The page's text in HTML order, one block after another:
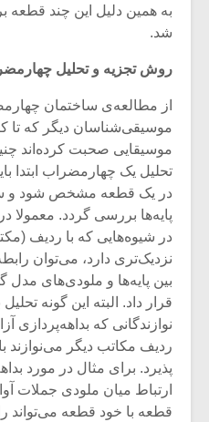
به همین دلیل این چند قطعه
شد.
روش تجزیه و تحلیل
از مطالعه‌ی ساختمان
موسیقی‌شناسان دیگر که تا
موسیقایی صحبت کرده‌اند
تحلیل یک چهارمضراب ابتدا
در یک قطعه مشخص شود و
پایه‌ها بررسی گردد. معمولا
در شیوه‌هایی که با ردیف
نزدیک‌تری دارد، می‌توان
بین پایه‌ها و ‌ملودی‌های مدل
قرار داد. البته این گونه
نوازندگانی که بداهه‌پردازی
ردیف مکاتب دیگر می‌نوازند
پذیرد. برای مثال در مورد
ارتباط میان ملودی جملات
قطعه با خود قطعه می‌تواند